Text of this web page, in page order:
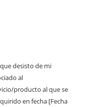
desisto de mi
al
producto al que se
en fecha [Fecha